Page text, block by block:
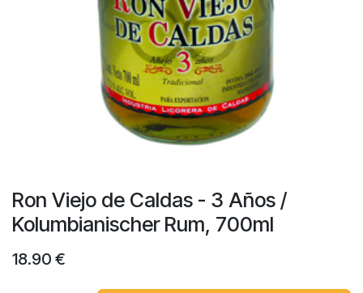
Ron Viejo de Caldas - 3 Años /
Kolumbianischer Rum, 700ml
18.90 €